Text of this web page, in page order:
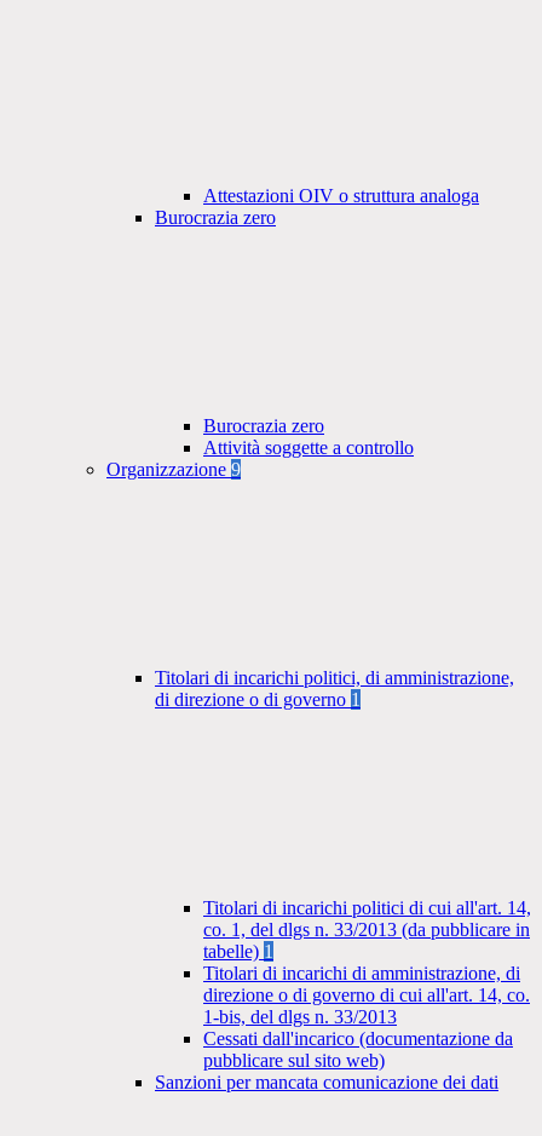
Attestazioni OIV o struttura analoga
Burocrazia zero
Burocrazia zero
Attività soggette a controllo
Organizzazione 9
Titolari di incarichi politici, di amministrazione,
di direzione o di governo 1
Titolari di incarichi politici di cui all'art. 14,
co. 1, del dlgs n. 33/2013 (da pubblicare in
tabelle) 1
Titolari di incarichi di amministrazione, di
direzione o di governo di cui all'art. 14, co.
1-bis, del dlgs n. 33/2013
Cessati dall'incarico (documentazione da
pubblicare sul sito web)
Sanzioni per mancata comunicazione dei dati